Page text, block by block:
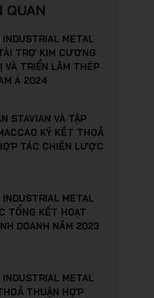
QUAN
INDUSTRIAL METAL
TRỢ KIM CƯƠNG
VÀ TRIỂN LÃM THÉP
Á 2024
STAVIAN VÀ TẬP
KÝ KẾT THOẢ
TÁC CHIẾN LƯỢC
INDUSTRIAL METAL
TỔNG KẾT HOẠT
DOANH NĂM 2023
INDUSTRIAL METAL
THUẬN HỢP